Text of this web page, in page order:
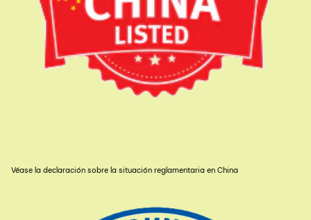
Véase la declaración sobre la situación reglamentaria en China